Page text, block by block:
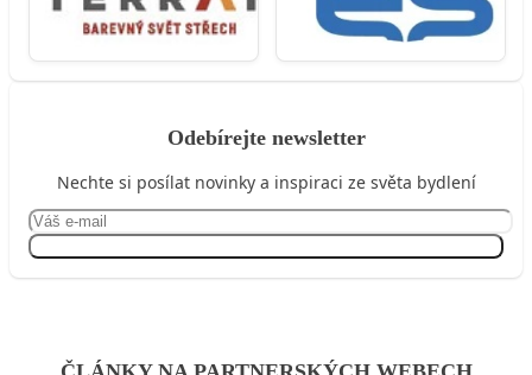
Odebírejte newsletter
Nechte si posílat novinky a inspiraci ze světa bydlení